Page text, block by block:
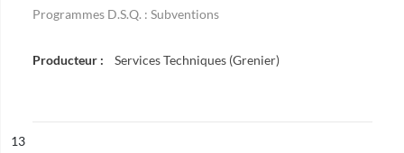
Programmes D.S.Q. : Subventions
Producteur : Services Techniques (Grenier)
n°
13